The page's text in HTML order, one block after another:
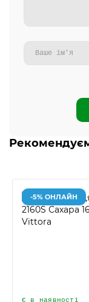
-5% ОНЛАЙН
Є в наявності